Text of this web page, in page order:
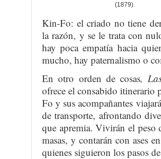
(1879).
Kin-Fo: el criado no tiene
la razón, y se le trata con
hay poca empatía hacia
mucho, hay paternalismo o
En otro orden de cosas,
ofrece el consabido itinerario
Fo y sus acompañantes
de transporte, afrontando
que apremia. Vivirán el
masas, y contarán con ases
quienes siguieron los pasos